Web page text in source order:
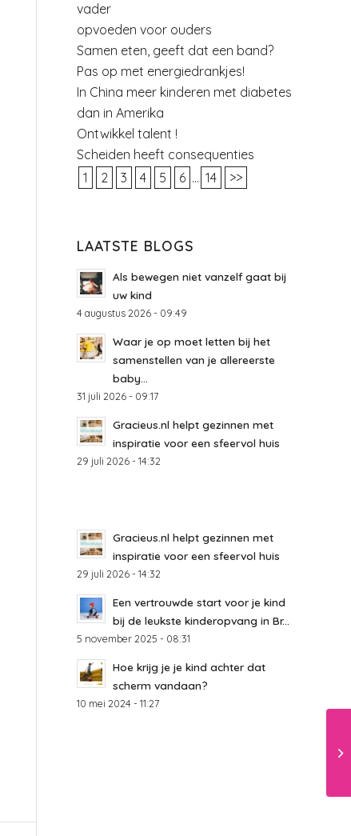
vader
opvoeden voor ouders
Samen eten, geeft dat een band?
Pas op met energiedrankjes!
In China meer kinderen met diabetes
dan in Amerika
Ontwikkel talent !
Scheiden heeft consequenties
1
2 3 4 5 6 ... 14 >>
LAATSTE BLOGS
Als bewegen niet vanzelf gaat bij
uw kind
4 augustus 2026 - 09:49
Waar je op moet letten bij het
samenstellen van je allereerste
baby...
31 juli 2026 - 09:17
Gracieus.nl helpt gezinnen met
inspiratie voor een sfeervol huis
29 juli 2026 - 14:32
Gracieus.nl helpt gezinnen met
inspiratie voor een sfeervol huis
29 juli 2026 - 14:32
Een vertrouwde start voor je kind
bij de leukste kinderopvang in Br...
5 november 2025 - 08:31
Hoe krijg je je kind achter dat
scherm vandaan?
10 mei 2024 - 11:27